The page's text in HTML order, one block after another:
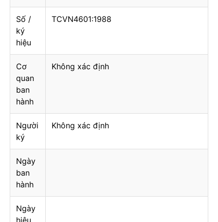
Số /
ký
hiệu
TCVN4601:1988
Cơ
quan
ban
hành
Không xác định
Người
ký
Không xác định
Ngày
ban
hành
Ngày
hiệu